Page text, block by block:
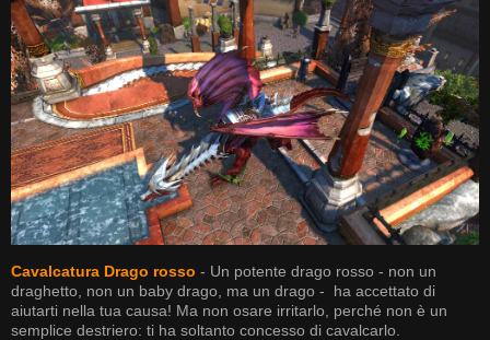
Cavalcatura Drago rosso - Un potente drago rosso - non un
draghetto, non un baby drago, ma un drago - ha accettato di
aiutarti nella tua causa! Ma non osare irritarlo, perché non è un
semplice destriero: ti ha soltanto concesso di cavalcarlo.